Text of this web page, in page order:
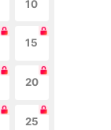
10
15
20
25